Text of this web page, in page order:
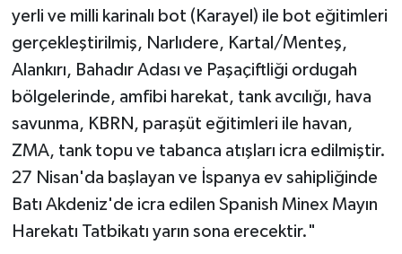
yerli ve milli karinalı bot (Karayel) ile bot eğitimleri
gerçekleştirilmiş, Narlıdere, Kartal/Menteş,
Alankırı, Bahadır Adası ve Paşaçiftliği ordugah
bölgelerinde, amfibi harekat, tank avcılığı, hava
savunma, KBRN, paraşüt eğitimleri ile havan,
ZMA, tank topu ve tabanca atışları icra edilmiştir.
27 Nisan'da başlayan ve İspanya ev sahipliğinde
Batı Akdeniz'de icra edilen Spanish Minex Mayın
Harekatı Tatbikatı yarın sona erecektir."